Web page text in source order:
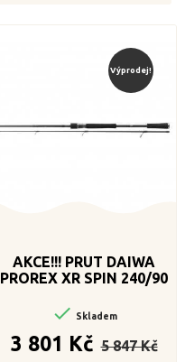
Výprodej!
AKCE!!! PRUT DAIWA
PROREX XR SPIN 240/90
 Skladem
3 801 Kč cena
5 847 Kč
Cena